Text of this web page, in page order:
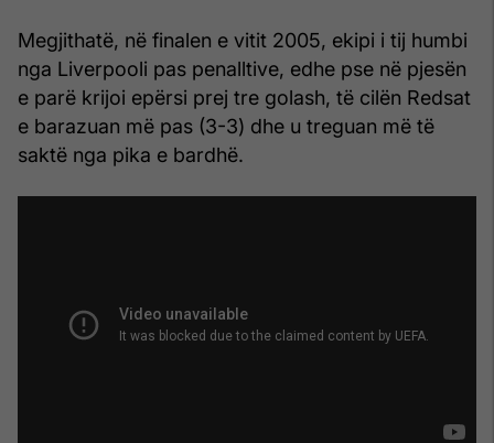
Megjithatë, në finalen e vitit 2005, ekipi i tij humbi
nga Liverpooli pas penalltive, edhe pse në pjesën
e parë krijoi epërsi prej tre golash, të cilën Redsat
e barazuan më pas (3-3) dhe u treguan më të
saktë nga pika e bardhë.